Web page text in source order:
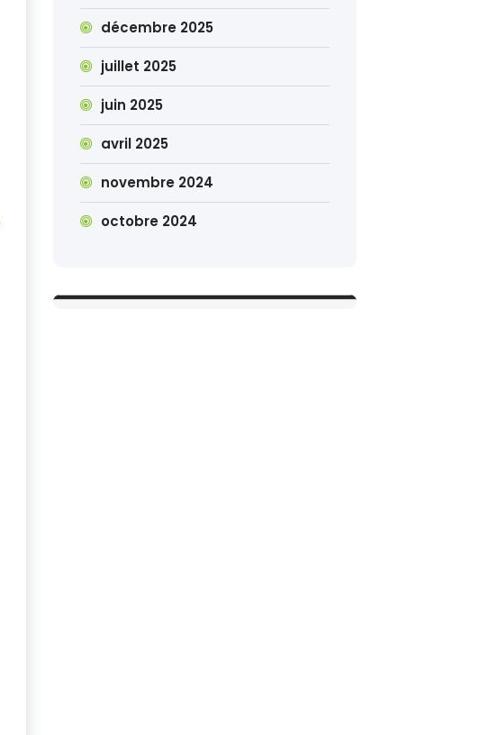
décembre 2025
juillet 2025
juin 2025
avril 2025
novembre 2024
octobre 2024